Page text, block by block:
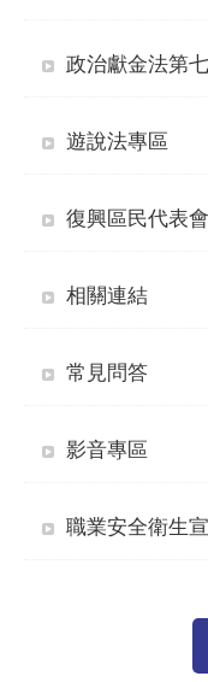
政治獻金法第
遊說法專區
復興區民代表
相關連結
常見問答
影音專區
職業安全衛生